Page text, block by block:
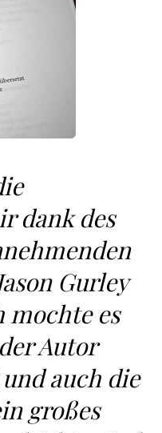
dank des
Gurley
mochte es
Autor
auch die
großes